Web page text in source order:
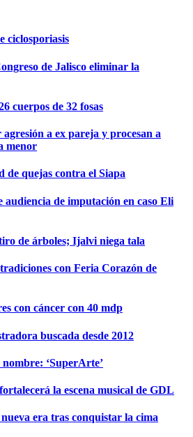
ciclosporiasis
de Jalisco eliminar la
cuerpos de 32 fosas
a ex pareja y procesan a
menor
de quejas contra el Siapa
audiencia de imputación en caso Eli
de árboles; Ijalvi niega tala
con Feria Corazón de
con cáncer con 40 mdp
buscada desde 2012
‘SuperArte’
la escena musical de GDL
era tras conquistar la cima